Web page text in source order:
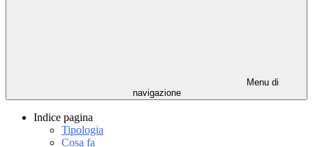
Menu di
navigazione
Indice pagina
Tipologia
Cosa fa